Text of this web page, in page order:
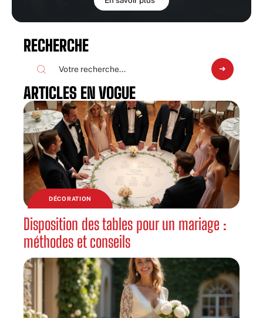
RECHERCHE
ARTICLES EN VOGUE
DÉCORATION
Disposition des tables pour un mariage :
méthodes et conseils